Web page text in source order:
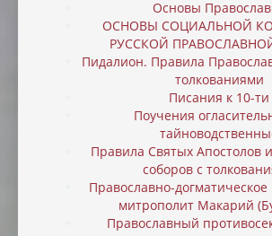
Основы
ОСНОВЫ СОЦИАЛЬНОЙ
РУССКОЙ
Пидалион. Правила
толкованиями
Писания к 10-ти
Поучения
Правила Святых Апостолов
соборов с
Православно-догматическое
митрополит Макарий
Православный